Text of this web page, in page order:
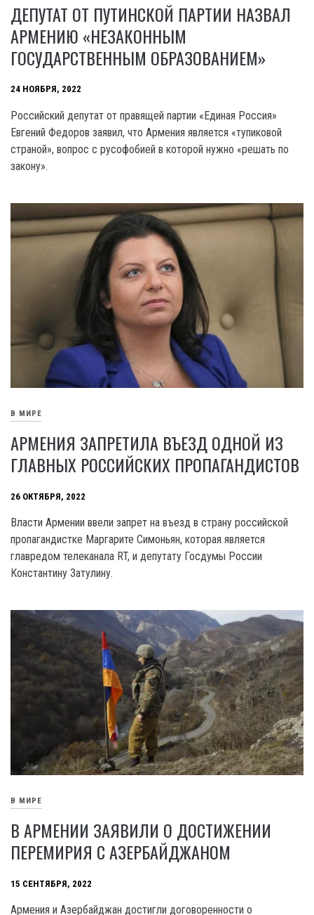
ДЕПУТАТ ОТ ПУТИНСКОЙ ПАРТИИ НАЗВАЛ
АРМЕНИЮ «НЕЗАКОННЫМ
ГОСУДАРСТВЕННЫМ ОБРАЗОВАНИЕМ»
24 НОЯБРЯ, 2022
Российский депутат от правящей партии «Единая Россия»
Евгений Федоров заявил, что Армения является «тупиковой
страной», вопрос с русофобией в которой нужно «решать по
закону».
В МИРЕ
АРМЕНИЯ ЗАПРЕТИЛА ВЪЕЗД ОДНОЙ ИЗ
ГЛАВНЫХ РОССИЙСКИХ ПРОПАГАНДИСТОВ
26 ОКТЯБРЯ, 2022
Власти Армении ввели запрет на въезд в страну российской
пропагандистке Маргарите Симоньян, которая является
главредом телеканала RT, и депутату Госдумы России
Константину Затулину.
В МИРЕ
В АРМЕНИИ ЗАЯВИЛИ О ДОСТИЖЕНИИ
ПЕРЕМИРИЯ С АЗЕРБАЙДЖАНОМ
15 СЕНТЯБРЯ, 2022
Армения и Азербайджан достигли договоренности о